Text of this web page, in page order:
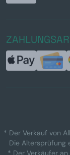
* Der Verkauf von
Die Altersprüfung
* Der Verkäufer